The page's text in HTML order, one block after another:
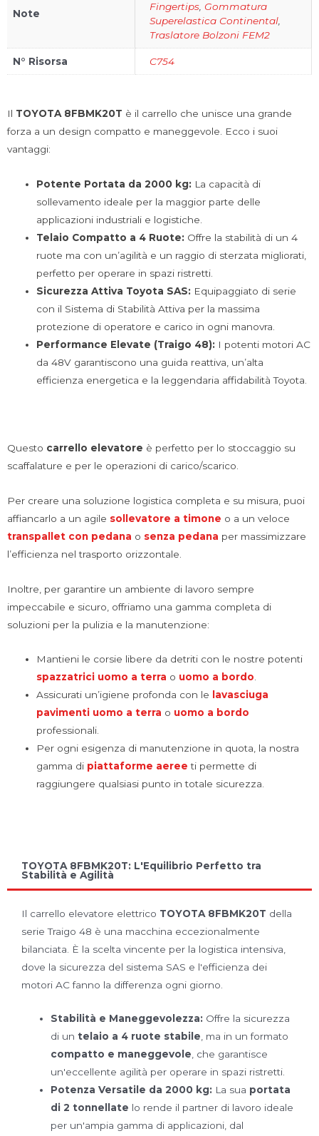
Note
Fingertips Gommatura
Superelastica Continental
Traslatore Bolzoni FEM2
N° Risorsa C754
Il TOYOTA 8FBMK20T è il carrello che unisce una grande
forza a un design compatto e maneggevole. Ecco i suoi
vantaggi:
Potente Portata da 2000 kg: La capacità di
sollevamento ideale per la maggior parte delle
applicazioni industriali e logistiche.
Telaio Compatto a 4 Ruote: Offre la stabilità di un 4
ruote ma con un’agilità e un raggio di sterzata migliorati,
perfetto per operare in spazi ristretti.
Sicurezza Attiva Toyota SAS: Equipaggiato di serie
con il Sistema di Stabilità Attiva per la massima
protezione di operatore e carico in ogni manovra.
Performance Elevate (Traigo 48): I potenti motori AC
da 48V garantiscono una guida reattiva, un’alta
efficienza energetica e la leggendaria affidabilità Toyota.
Questo carrello elevatore è perfetto per lo stoccaggio su
scaffalature e per le operazioni di carico/scarico.
Per creare una soluzione logistica completa e su misura, puoi
affiancarlo a un agile sollevatore a timone o a un veloce
transpallet con pedana o senza pedana per massimizzare
l’efficienza nel trasporto orizzontale.
Inoltre, per garantire un ambiente di lavoro sempre
impeccabile e sicuro, offriamo una gamma completa di
soluzioni per la pulizia e la manutenzione:
Mantieni le corsie libere da detriti con le nostre potenti
spazzatrici uomo a terra o uomo a bordo.
Assicurati un’igiene profonda con le
lavasciuga
pavimenti uomo a terra o uomo a bordo
professionali.
Per ogni esigenza di manutenzione in quota, la nostra
gamma di piattaforme aeree ti permette di
raggiungere qualsiasi punto in totale sicurezza.
TOYOTA 8FBMK20T: L'Equilibrio Perfetto tra
Stabilità e Agilità
Il carrello elevatore elettrico TOYOTA 8FBMK20T della
serie Traigo 48 è una macchina eccezionalmente
bilanciata. È la scelta vincente per la logistica intensiva,
dove la sicurezza del sistema SAS e l'efficienza dei
motori AC fanno la differenza ogni giorno.
Stabilità e Maneggevolezza: Offre la sicurezza
di untelaio a 4 ruote stabile , ma in un formato
compatto e maneggevole , che garantisce
un'eccellente agilità per operare in spazi ristretti.
Potenza Versatile da 2000 kg: La sua portata
di 2 tonnellate lo rende il partner di lavoro ideale
per un'ampia gamma di applicazioni, dal